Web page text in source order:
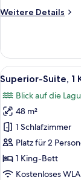
Lagune
Weitere Details
Weitere
Zimmer,
2 Einzelbetten,
Blick
auf
die
Lagune
Alle
Fotos
für
Superior-
Suite,
1 King-
Bett,
Blick
7
Superior-Suite, 1
Blick auf die
48 m²
1 Schlafzimmer
Platz für 2
1 King-Bett
Kostenloses